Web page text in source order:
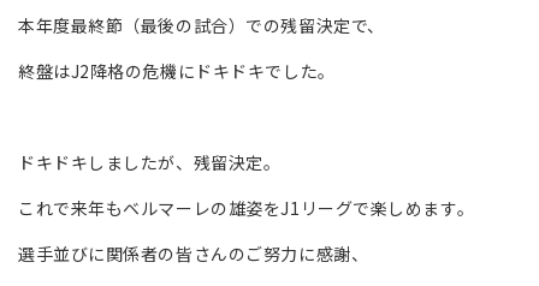
本年度最終節（最後の試合）での残留決定で、
終盤はJ2降格の危機にドキドキでした。
ドキドキしましたが、残留決定。
これで来年もベルマーレの雄姿をJ1リーグで楽しめます。
選手並びに関係者の皆さんのご努力に感謝、